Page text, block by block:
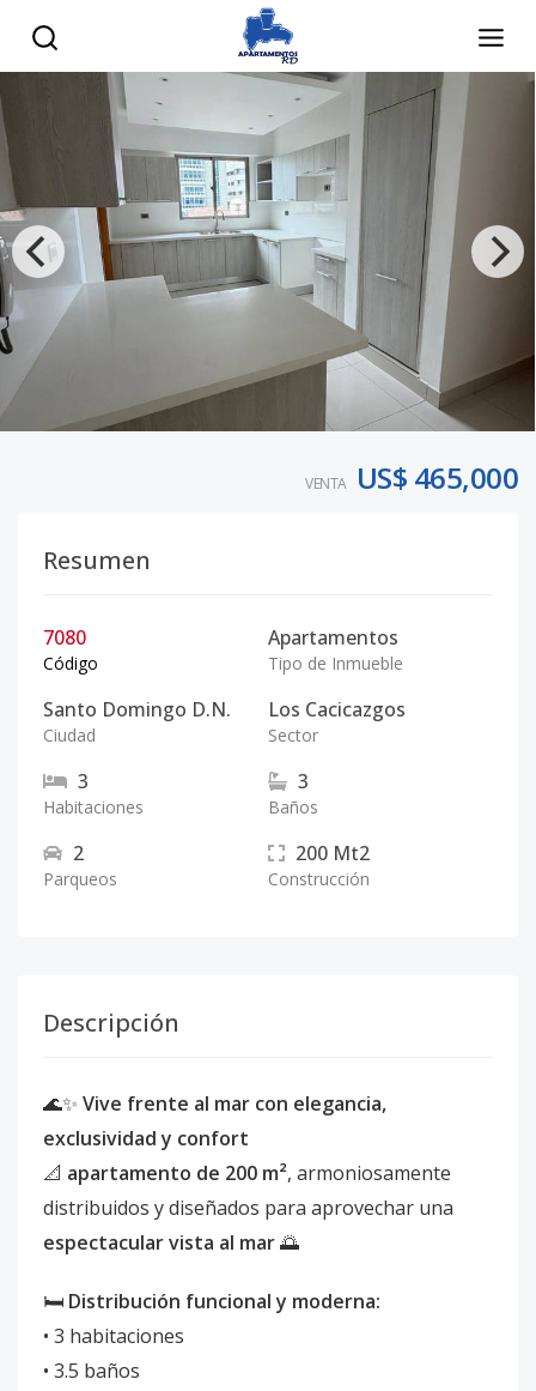
VENTA US$ 465,000
Resumen
7080
Código
Apartamentos
Tipo de Inmueble
Santo Domingo D.N.
Ciudad
Los Cacicazgos
Sector
3
Habitaciones
3
Baños
2
Parqueos
200 Mt2
Construcción
Descripción
🌊✨ Vive frente al mar con elegancia,
exclusividad y confort
📐 apartamento de 200 m², armoniosamente
distribuidos y diseñados para aprovechar una
espectacular vista al mar🌅
🛏️ Distribución funcional y moderna:
• 3 habitaciones
• 3.5 baños